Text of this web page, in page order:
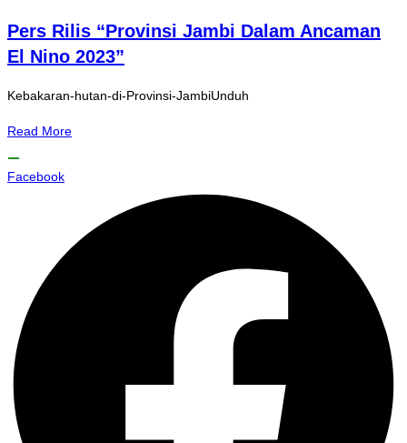
Pers Rilis “Provinsi Jambi Dalam Ancaman
El Nino 2023”
Kebakaran-hutan-di-Provinsi-JambiUnduh
Read More
Facebook